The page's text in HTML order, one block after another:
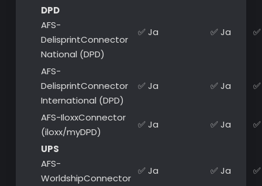
DPD
AFS-
DelisprintConnector
National (DPD)
✅ Ja ✅ Ja
AFS-
DelisprintConnector
International (DPD)
✅ Ja ✅ Ja
AFS-IloxxConnector
(iloxx/myDPD)
✅ Ja ✅ Ja
UPS
AFS-
WorldshipConnector
✅ Ja ✅ Ja